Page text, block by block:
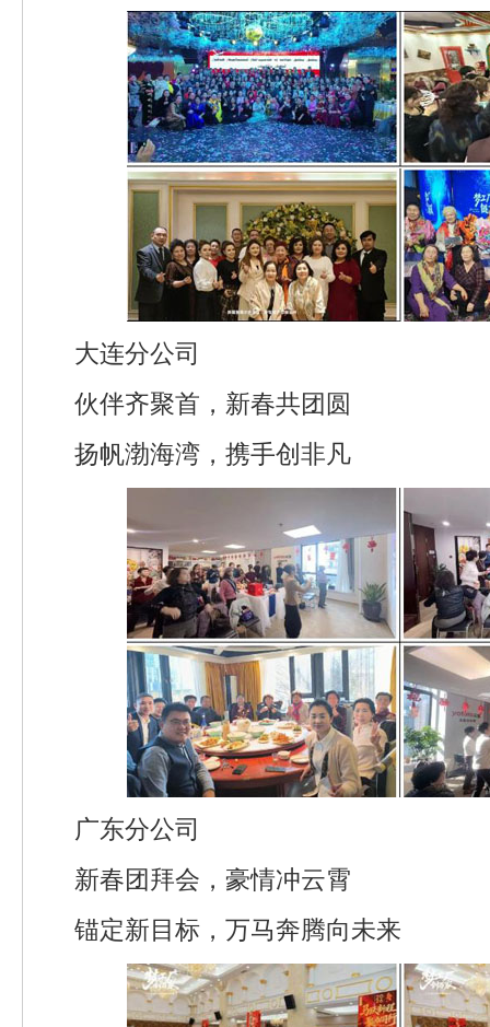
大连分公司
伙伴齐聚首，新春共团圆
扬帆渤海湾，携手创非凡
广东分公司
新春团拜会，豪情冲云霄
锚定新目标，万马奔腾向未来